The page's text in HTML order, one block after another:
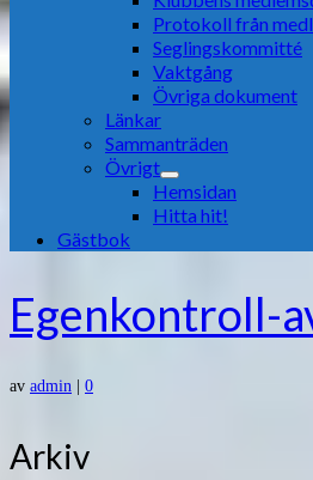
Protokoll från
Seglingskommitté
Vaktgång
Övriga dokument
Länkar
Sammanträden
Övrigt
Hemsidan
Hitta hit!
Gästbok
Egenkontroll-
av admin 0
Arkiv